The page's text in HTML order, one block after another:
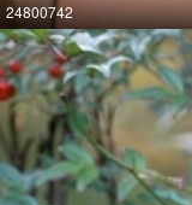
24800742